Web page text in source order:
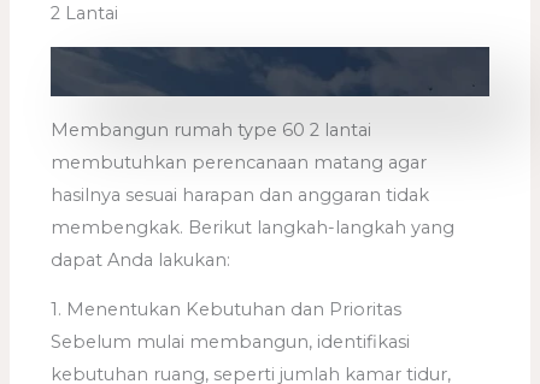
2 Lantai
Membangun rumah type 60 2 lantai
membutuhkan perencanaan matang agar
hasilnya sesuai harapan dan anggaran tidak
membengkak. Berikut langkah-langkah yang
dapat Anda lakukan:
1. Menentukan Kebutuhan dan Prioritas
Sebelum mulai membangun, identifikasi
kebutuhan ruang, seperti jumlah kamar tidur,